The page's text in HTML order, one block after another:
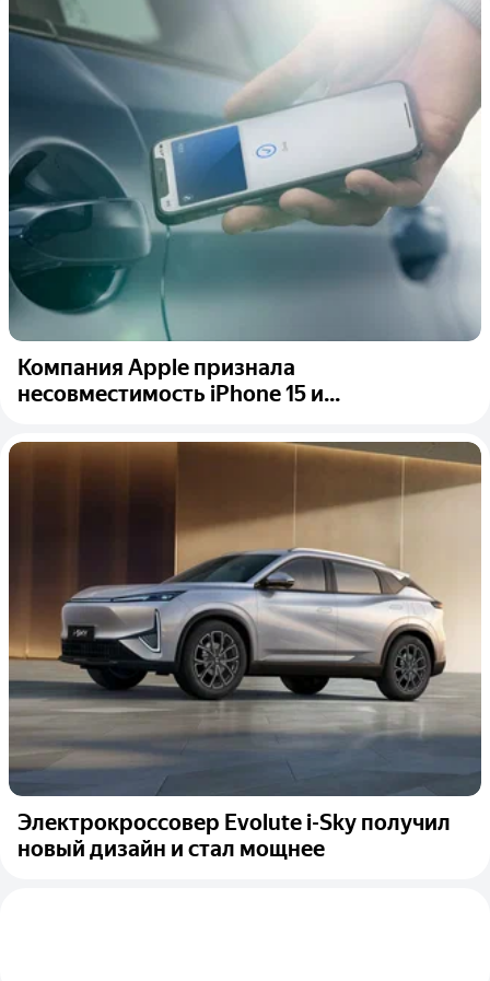
Компания Apple признала
несовместимость iPhone 15 и...
Электрокроссовер Evolute i-Sky получил
новый дизайн и стал мощнее